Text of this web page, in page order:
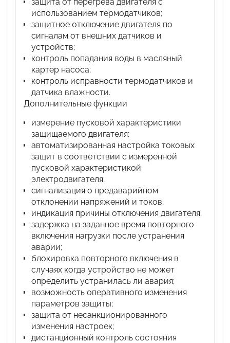
использованием термодатчиков;
защитное отключение двигателя по
сигналам от внешних датчиков и
устройств;
контроль попадания воды в масляный
картер насоса;
контроль исправности термодатчиков и
датчика влажности.
Дополнительные функции
измерение пусковой характеристики
защищаемого двигателя;
автоматизированная настройка токовых
защит в соответствии с измеренной
пусковой характеристикой
электродвигателя;
сигнализация о предаварийном
отклонении напряжений и токов;
индикация причины отключения двигателя;
задержка на заданное время повторного
включения нагрузки после устранения
аварии;
блокировка повторного включения в
случаях когда устройство не может
определить устранилась ли авария;
возможность оперативного изменения
параметров защиты;
защита от несанкционированного
изменения настроек;
дистанционный контроль состояния